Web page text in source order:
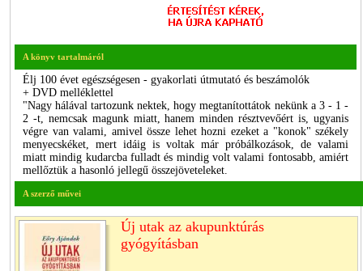
A könyv tartalmáról
Élj 100 évet egészségesen - gyakorlati útmutató és beszámolók
+ DVD melléklettel
"Nagy hálával tartozunk nektek, hogy megtanítottátok nekünk a 3 - 1 -
2 -t, nemcsak magunk miatt, hanem minden résztvevőért is, ugyanis
végre van valami, amivel össze lehet hozni ezeket a "konok" székely
menyecskéket, mert idáig is voltak már próbálkozások, de valami
miatt mindig kudarcba fulladt és mindig volt valami fontosabb, amiért
mellőztük a hasonló jellegű összejöveteleket.
A szerző művei
Új utak az akupunktúrás
gyógyításban